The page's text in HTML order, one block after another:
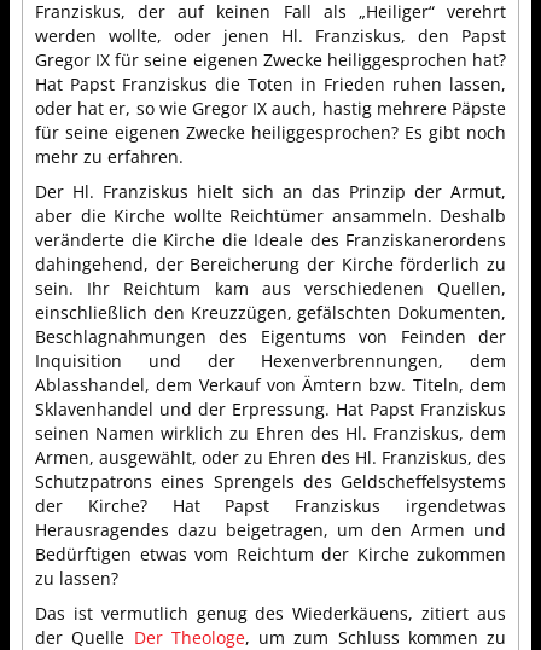
Franziskus, der auf keinen Fall als „Heiliger“ verehrt
werden wollte, oder jenen Hl. Franziskus, den Papst
Gregor IX für seine eigenen Zwecke heiliggesprochen hat?
Hat Papst Franziskus die Toten in Frieden ruhen lassen,
oder hat er, so wie Gregor IX auch, hastig mehrere Päpste
für seine eigenen Zwecke heiliggesprochen? Es gibt noch
mehr zu erfahren.
Der Hl. Franziskus hielt sich an das Prinzip der Armut,
aber die Kirche wollte Reichtümer ansammeln. Deshalb
veränderte die Kirche die Ideale des Franziskanerordens
dahingehend, der Bereicherung der Kirche förderlich zu
sein. Ihr Reichtum kam aus verschiedenen Quellen,
einschließlich den Kreuzzügen, gefälschten Dokumenten,
Beschlagnahmungen des Eigentums von Feinden der
Inquisition und der Hexenverbrennungen, dem
Ablasshandel, dem Verkauf von Ämtern bzw. Titeln, dem
Sklavenhandel und der Erpressung. Hat Papst Franziskus
seinen Namen wirklich zu Ehren des Hl. Franziskus, dem
Armen, ausgewählt, oder zu Ehren des Hl. Franziskus, des
Schutzpatrons eines Sprengels des Geldscheffelsystems
der Kirche? Hat Papst Franziskus irgendetwas
Herausragendes dazu beigetragen, um den Armen und
Bedürftigen etwas vom Reichtum der Kirche zukommen
zu lassen?
Das ist vermutlich genug des Wiederkäuens, zitiert aus
der Quelle Der Theologe, um zum Schluss kommen zu